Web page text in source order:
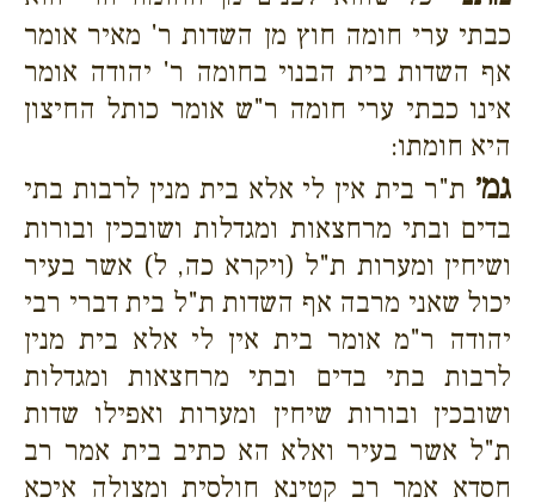
כבתי ערי חומה חוץ מן השדות ר' מאיר אומר
אף השדות בית הבנוי בחומה ר' יהודה אומר
אינו כבתי ערי חומה ר"ש אומר כותל החיצון
היא חומתו:
גמ׳ ת"ר בית אין לי אלא בית מנין לרבות בתי
בדים ובתי מרחצאות ומגדלות ושובכין ובורות
ושיחין ומערות ת"ל (ויקרא כה, ל) אשר בעיר
יכול שאני מרבה אף השדות ת"ל בית דברי רבי
יהודה ר"מ אומר בית אין לי אלא בית מנין
לרבות בתי בדים ובתי מרחצאות ומגדלות
ושובכין ובורות שיחין ומערות ואפילו שדות
ת"ל אשר בעיר ואלא הא כתיב בית אמר רב
חסדא אמר רב קטינא חולסית ומצולה איכא